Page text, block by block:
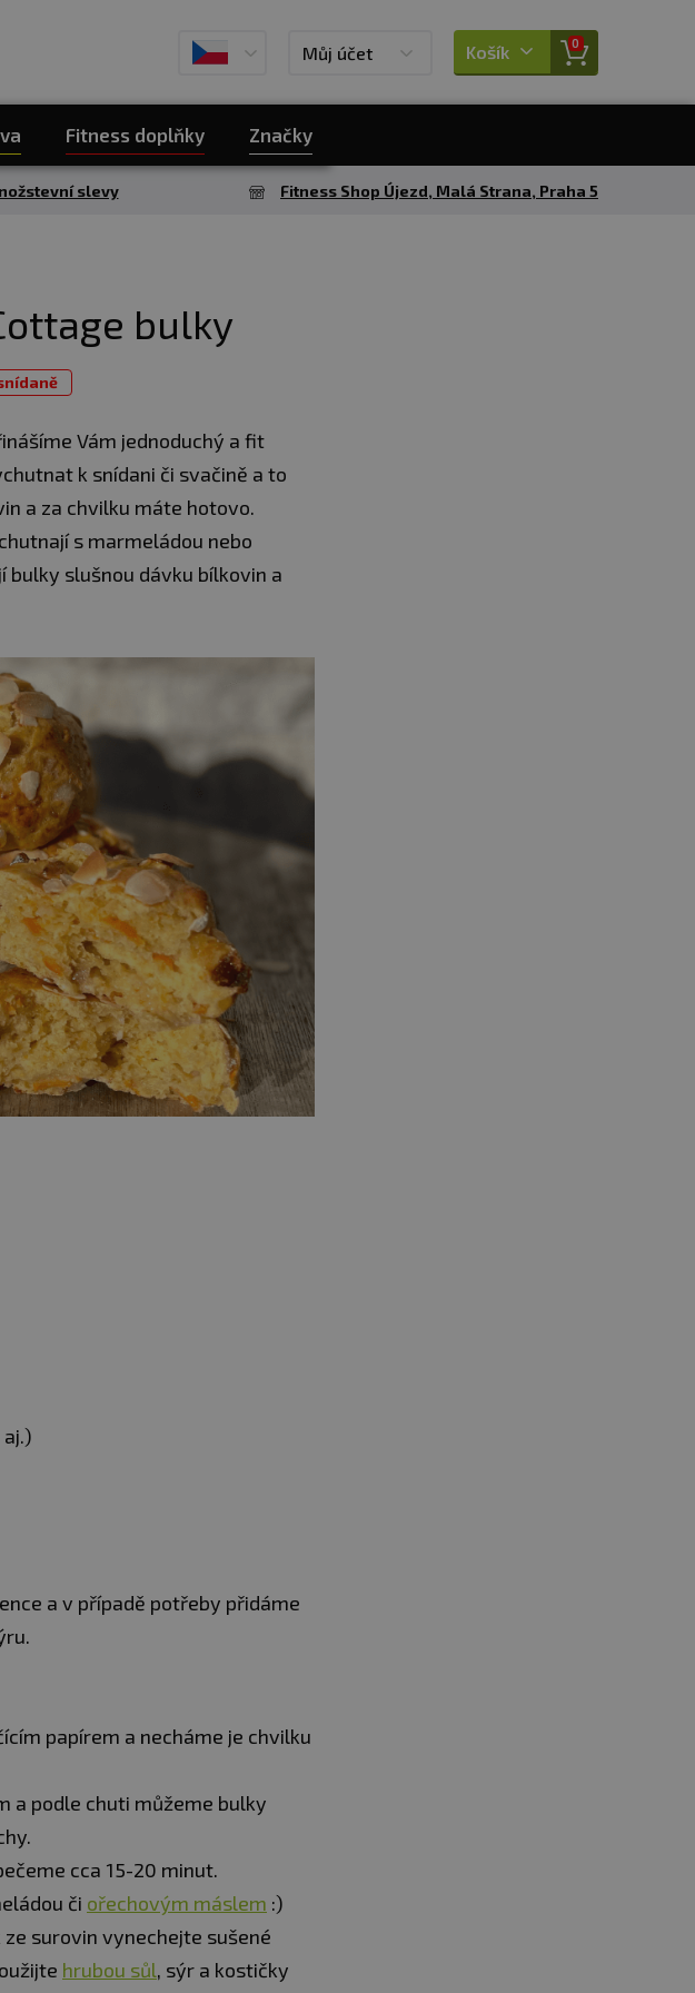
Můj účet Košík 0
Fitness doplňky Značky
slevy Fitness Shop Újezd, Malá Strana, Praha 5
bulky
Vám jednoduchý a fit
k snídani či svačině a to
a za chvilku máte hotovo.
s marmeládou nebo
bulky slušnou dávku bílkovin a
a v případě potřeby přidáme
papírem a necháme je chvilku
a podle chuti můžeme bulky
cca 15-20 minut.
či ořechovým máslem :)
surovin vynechejte sušené
hrubou sůl, sýr a kostičky